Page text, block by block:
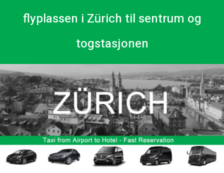
flyplassen i Zürich til sentrum og
togstasjonen